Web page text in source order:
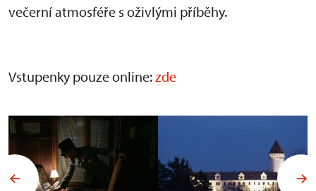
večerní atmosféře s oživlými příběhy.
Vstupenky pouze online:zde